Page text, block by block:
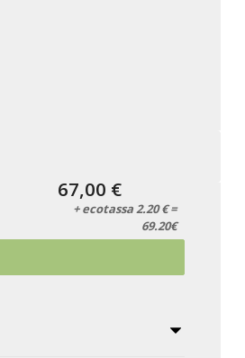
67,00 €
+ ecotassa 2.20 € =
69.20€